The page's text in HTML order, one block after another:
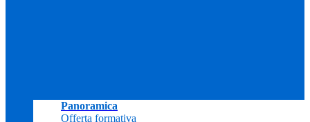
Panoramica
Offerta formativa